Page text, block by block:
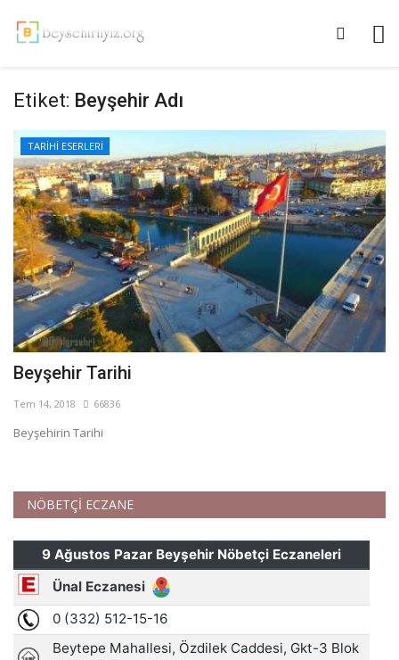
Etiket: Beyşehir Adı
TARİHİ ESERLERİ
Beyşehir Tarihi
Tem 14, 2018 66836
Beyşehirin Tarihi
NÖBETÇİ ECZANE